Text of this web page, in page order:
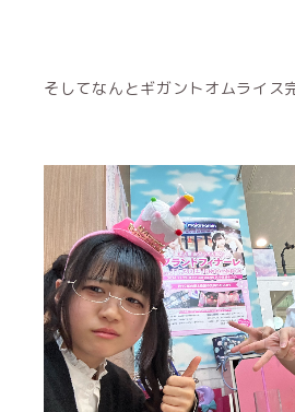
そしてなんとギガントオムライス